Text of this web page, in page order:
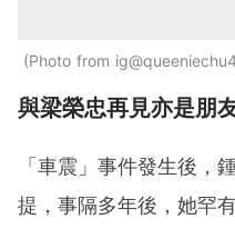
Photo from
與梁榮忠再見亦是朋
「車震」事件發生後，
提，事隔多年後，她罕